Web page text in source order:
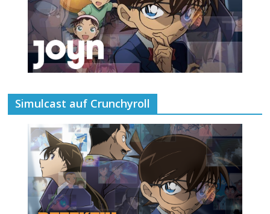
Simulcast auf Crunchyroll